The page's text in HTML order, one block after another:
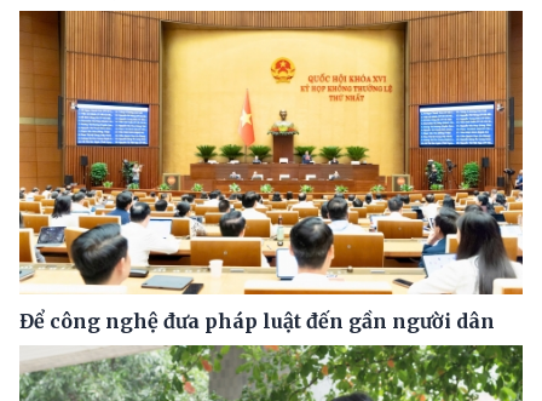
Để công nghệ đưa pháp luật đến gần người dân